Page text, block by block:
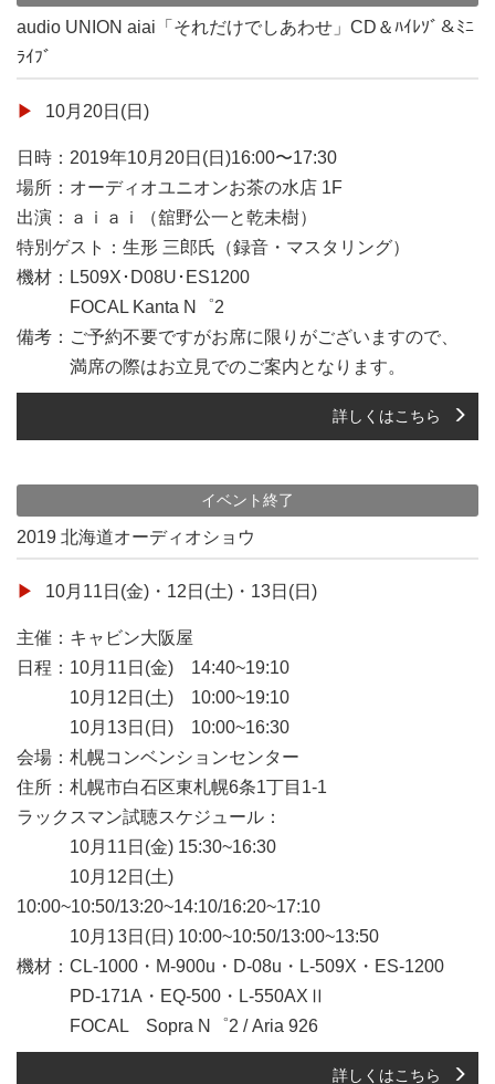
audio UNION aiai「それだけでしあわせ」CD＆ﾊｲﾚｿﾞ＆ﾐﾆ
ﾗｲﾌﾞ
10月20日(日)
日時：2019年10月20日(日)16:00〜17:30
場所：オーディオユニオンお茶の水店 1F
出演：ａｉａｉ（舘野公一と乾未樹）
特別ゲスト：生形 三郎氏（録音・マスタリング）
機材：L509X･D08U･ES1200
FOCAL Kanta N゜2
備考：ご予約不要ですがお席に限りがございますので、
満席の際はお立見でのご案内となります。
詳しくはこちら
イベント終了
2019 北海道オーディオショウ
10月11日(金)・12日(土)・13日(日)
主催：キャビン大阪屋
日程：10月11日(金) 14:40~19:10
10月12日(土) 10:00~19:10
10月13日(日) 10:00~16:30
会場：札幌コンベンションセンター
住所：札幌市白石区東札幌6条1丁目1-1
ラックスマン試聴スケジュール：
10月11日(金) 15:30~16:30
10月12日(土)
10:00~10:50/13:20~14:10/16:20~17:10
10月13日(日) 10:00~10:50/13:00~13:50
機材：CL-1000・M-900u・D-08u・L-509X・ES-1200
PD-171A・EQ-500・L-550AXⅡ
FOCAL Sopra N゜2 / Aria 926
詳しくはこちら